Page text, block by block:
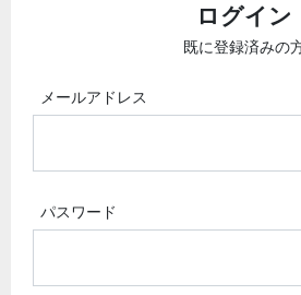
ログイン
既に登録済みの
メールアドレス
パスワード